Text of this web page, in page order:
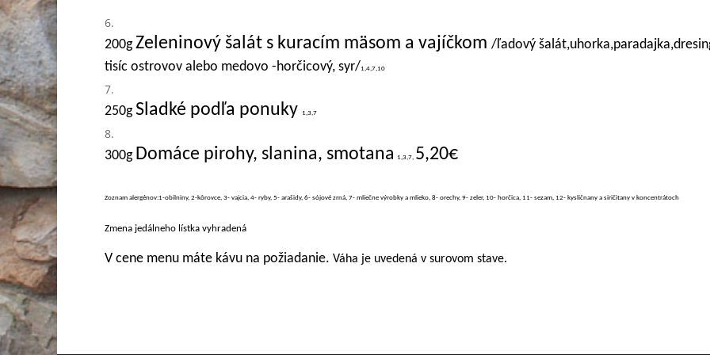
200gZeleninový šalát s kuracím mäsom a vajíčkom /ľadový
tisíc ostrovov alebo medovo -horčicový, syr/1,4,7,10
250g Sladké podľa ponuky 1,3,7
300g Domáce pirohy, slanina, smotana 1,3,7, 5,20€
Zoznam alergénov:1-obilniny, 2-kôrovce, 3- vajcia, 4- ryby, 5- arašidy, 6- sójové zrná, 7- mliečne výrobky a mlieko, 8- orechy, 9- zeler, 10- horčica, 11- sezam, 12- kysličnany a siričitany v koncentrátoch
Zmena jedálneho lístka vyhradená
V cene menu máte kávu na požiadanie. Váha je uvedená v surovom stave.